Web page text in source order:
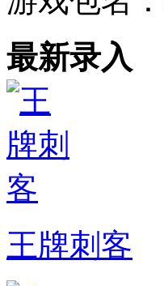
最新录入
王牌刺客